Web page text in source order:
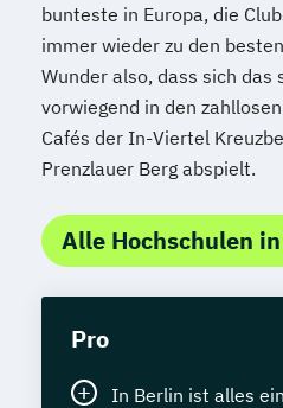
bunteste in Europa, die
immer wieder zu den
Wunder also, dass sich das
vorwiegend in den
Cafés der In-Viertel
Prenzlauer Berg abspielt.
Alle Hochschulen
Pro
In Berlin ist alles